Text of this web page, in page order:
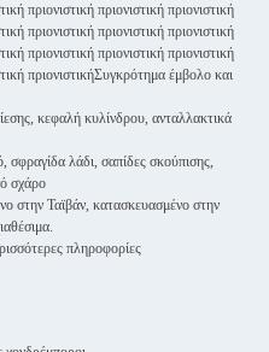
πριονιστική πριονιστική πριονιστική
πριονιστική πριονιστική πριονιστική
πριονιστική πριονιστική πριονιστική
πριονιστικήΣυγκρότημα έμβολο και
κεφαλή κυλίνδρου, ανταλλακτικά
λάδι, σαπίδες σκούπισης,
σχάρο
στην Ταϊβάν, κατασκευασμένο στην
πληροφορίες